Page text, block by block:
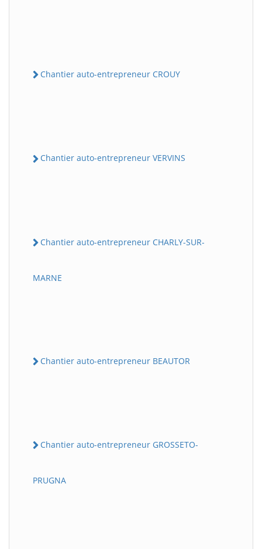
Chantier auto-entrepreneur CROUY
Chantier auto-entrepreneur VERVINS
Chantier auto-entrepreneur CHARLY-SUR-
MARNE
Chantier auto-entrepreneur BEAUTOR
Chantier auto-entrepreneur GROSSETO-
PRUGNA